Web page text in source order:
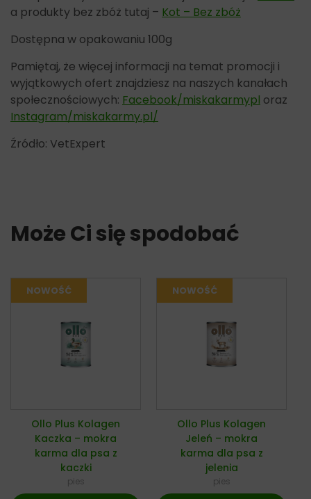
a produkty bez zbóż tutaj – Kot – Bez zbóż
Dostępna w opakowaniu 100g
Pamiętaj, że więcej informacji na temat promocji i
wyjątkowych ofert znajdziesz na naszych kanałach
społecznościowych: Facebook/miskakarmypl oraz
Instagram/miskakarmy.pl/
Źródło: VetExpert
Może Ci się spodobać
Ollo Plus Kolagen
Kaczka – mokra
karma dla psa z
kaczki
pies
Ollo Plus Kolagen
Jeleń – mokra
karma dla psa z
jelenia
pies